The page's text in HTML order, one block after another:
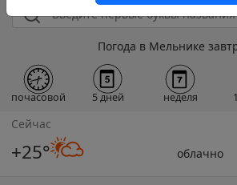
Погода в Мельнике
почасовой 5 дней неделя
Сейчас
+25° облачно